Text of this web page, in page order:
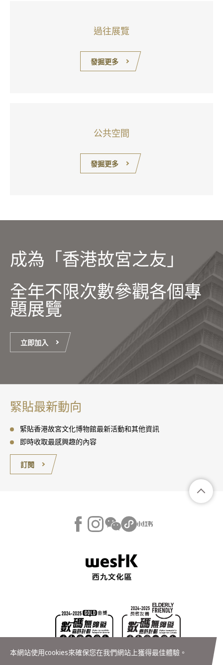
過往展覽
發掘更多
公共空間
發掘更多
成為「香港故宮之友」
全年不限次數參觀各個專
題展覽
立即加入
緊貼最新動向
緊貼香港故宮文化博物館最新活動和其他資訊
即時收取最感興趣的內容
訂閱
本網站使用cookies來確保您在我們網站上獲得最佳體驗。